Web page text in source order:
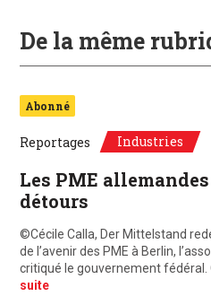
De la même
Abonné
Reportages Industries
Les PME
détours
©Cécile Calla, Der Mittelstand
de l’avenir des PME à Berlin,
critiqué le gouvernement fédéral.
suite